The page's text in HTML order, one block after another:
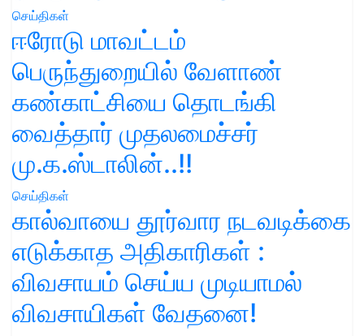
செய்திகள்
ஈரோடு மாவட்டம்
பெருந்துறையில் வேளாண்
கண்காட்சியை தொடங்கி
வைத்தார் முதலமைச்சர்
மு.க.ஸ்டாலின்..!!
செய்திகள்
கால்வாயை தூர்வார நடவடிக்கை
எடுக்காத அதிகாரிகள் :
விவசாயம் செய்ய முடியாமல்
விவசாயிகள் வேதனை!